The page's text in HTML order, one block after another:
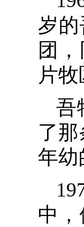
岁
团
片
吾
了
年幼
中